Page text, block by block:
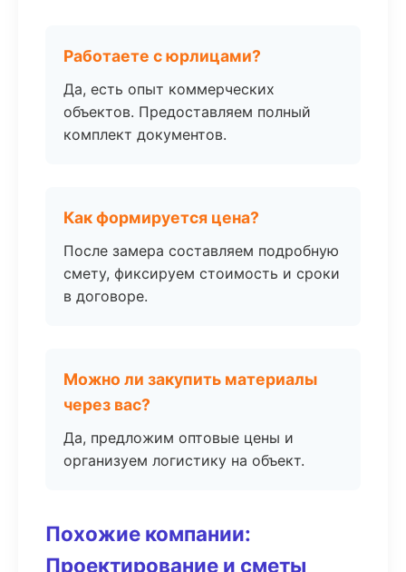
Работаете с юрлицами?
Да, есть опыт коммерческих
объектов. Предоставляем полный
комплект документов.
Как формируется цена?
После замера составляем подробную
смету, фиксируем стоимость и сроки
в договоре.
Можно ли закупить материалы
через вас?
Да, предложим оптовые цены и
организуем логистику на объект.
Похожие компании:
Проектирование и сметы